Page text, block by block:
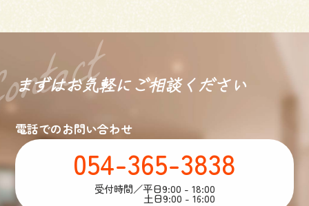
まずはお気軽にご相談ください
電話でのお問い合わせ
054-365-3838
受付時間／平日9:00 - 18:00
土日9:00 - 16:00